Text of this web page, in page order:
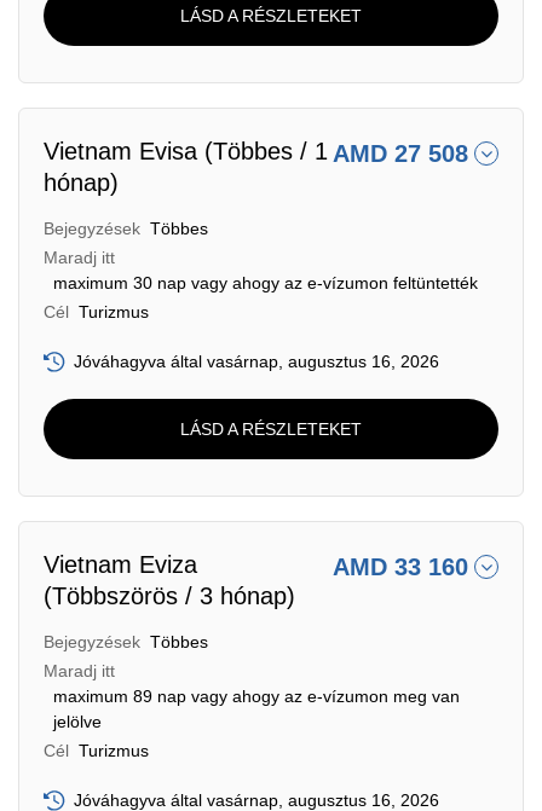
LÁSD A RÉSZLETEKET
Vietnam Evisa (Többes / 1
hónap)
AMD 27 508
Bejegyzések Többes
Maradj itt
maximum 30 nap vagy ahogy az e-vízumon feltüntették
Cél Turizmus
Jóváhagyva által vasárnap, augusztus 16, 2026
LÁSD A RÉSZLETEKET
Vietnam Eviza
(Többszörös / 3 hónap)
AMD 33 160
Bejegyzések Többes
Maradj itt
maximum 89 nap vagy ahogy az e-vízumon meg van
jelölve
Cél Turizmus
Jóváhagyva által vasárnap, augusztus 16, 2026